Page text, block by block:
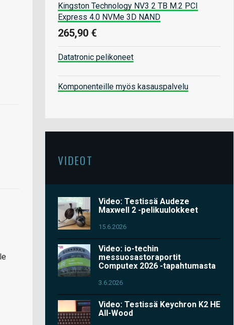
Kingston Technology NV3 2 TB M.2 PCI
Express 4.0 NVMe 3D NAND
265,90 €
Datatronic pelikoneet
Komponenteille myös kasauspalvelu
VIDEOT
Video: Testissä Audeze
Maxwell 2 -pelikuulokkeet
15.6.2026
Video: io-techin
messuosastoraportit
Computex 2026 -tapahtumasta
3.6.2026
Video: Testissä Keychron K2 HE
All-Wood